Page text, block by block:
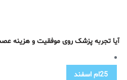
آیا تجربه پزشک روی موفقیت و هزینه عصب‌کشی در
25ام اسفند